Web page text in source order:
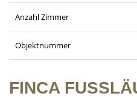
Anzahl Zimmer
Objektnummer
FINCA